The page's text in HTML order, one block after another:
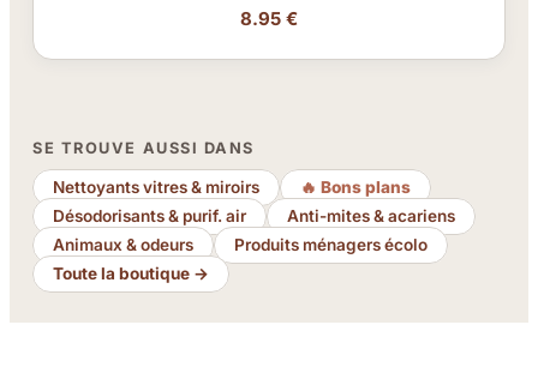
8.95 €
SE TROUVE AUSSI DANS
Nettoyants vitres & miroirs
🔥 Bons plans
Désodorisants & purif. air
Anti-mites & acariens
Animaux & odeurs
Produits ménagers écolo
Toute la boutique →